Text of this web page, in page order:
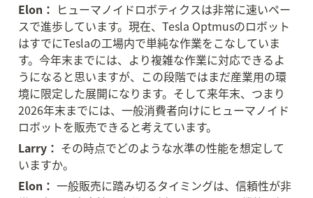
Elon： ヒューマノイドロボティクスは非常に速いペー
スで進歩しています。現在、Tesla Optmusのロボット
はすでにTeslaの工場内で単純な作業をこなしていま
す。今年末までには、より複雑な作業に対応できるよ
うになると思いますが、この段階ではまだ産業用の環
境に限定した展開になります。そして来年末、つまり
2026年末までには、一般消費者向けにヒューマノイド
ロボットを販売できると考えています。
Larry： その時点でどのような水準の性能を想定して
いますか。
Elon： 一般販売に踏み切るタイミングは、信頼性が非